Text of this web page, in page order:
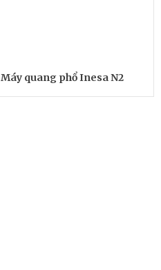
Máy quang phổ Inesa N2